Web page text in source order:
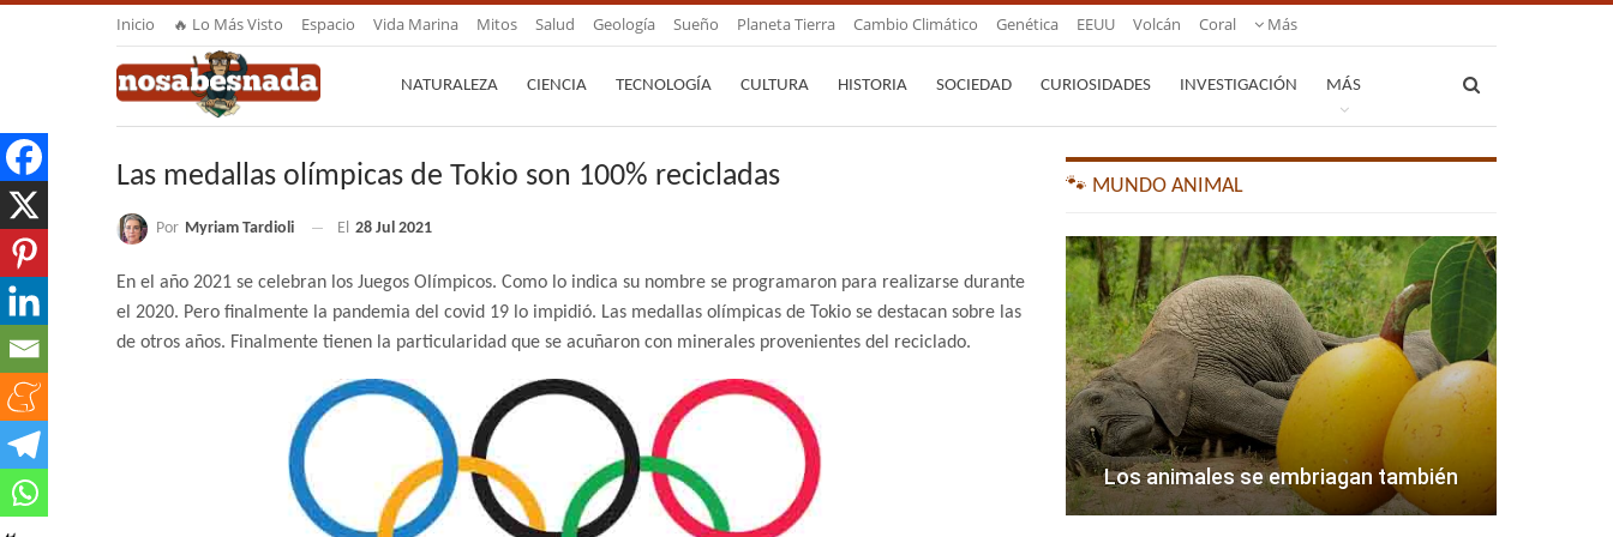
Inicio 🔥 Lo Más Visto Espacio Vida Marina Mitos Salud Geología Sueño Planeta Tierra Cambio Climático Genética EEUU Volcán Coral Más
NATURALEZA CIENCIA TECNOLOGÍA CULTURA HISTORIA SOCIEDAD CURIOSIDADES INVESTIGACIÓN MÁS
Las medallas olímpicas de Tokio son 100% recicladas
Por Myriam Tardioli El 28 Jul 2021
En el año 2021 se celebran los Juegos Olímpicos. Como lo indica su nombre se programaron para realizarse durante
el 2020. Pero finalmente la pandemia del covid 19 lo impidió. Las medallas olímpicas de Tokio se destacan sobre las
de otros años. Finalmente tienen la particularidad que se acuñaron con minerales provenientes del reciclado.
🐾 MUNDO ANIMAL
Los animales se embriagan también